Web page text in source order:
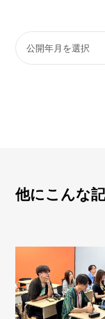
他にこんな